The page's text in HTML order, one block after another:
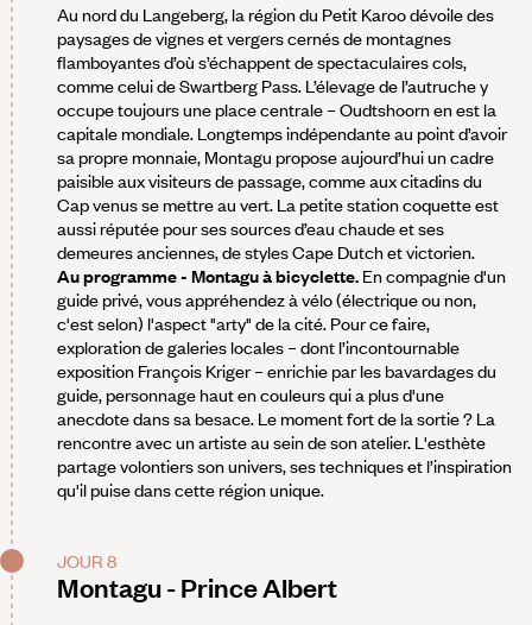
Au nord du Langeberg, la région du Petit Karoo dévoile des
paysages de vignes et vergers cernés de montagnes
flamboyantes d’où s’échappent de spectaculaires cols,
comme celui de Swartberg Pass. L’élevage de l’autruche y
occupe toujours une place centrale – Oudtshoorn en est la
capitale mondiale. Longtemps indépendante au point d’avoir
sa propre monnaie, Montagu propose aujourd’hui un cadre
paisible aux visiteurs de passage, comme aux citadins du
Cap venus se mettre au vert. La petite station coquette est
aussi réputée pour ses sources d’eau chaude et ses
demeures anciennes, de styles Cape Dutch et victorien.
Au programme - Montagu à bicyclette. En compagnie d'un
guide privé, vous appréhendez à vélo (électrique ou non,
c'est selon) l'aspect "arty" de la cité. Pour ce faire,
exploration de galeries locales – dont l’incontournable
exposition François Kriger – enrichie par les bavardages du
guide, personnage haut en couleurs qui a plus d'une
anecdote dans sa besace. Le moment fort de la sortie ? La
rencontre avec un artiste au sein de son atelier. L'esthète
partage volontiers son univers, ses techniques et l’inspiration
qu'il puise dans cette région unique.
JOUR 8
Montagu - Prince Albert